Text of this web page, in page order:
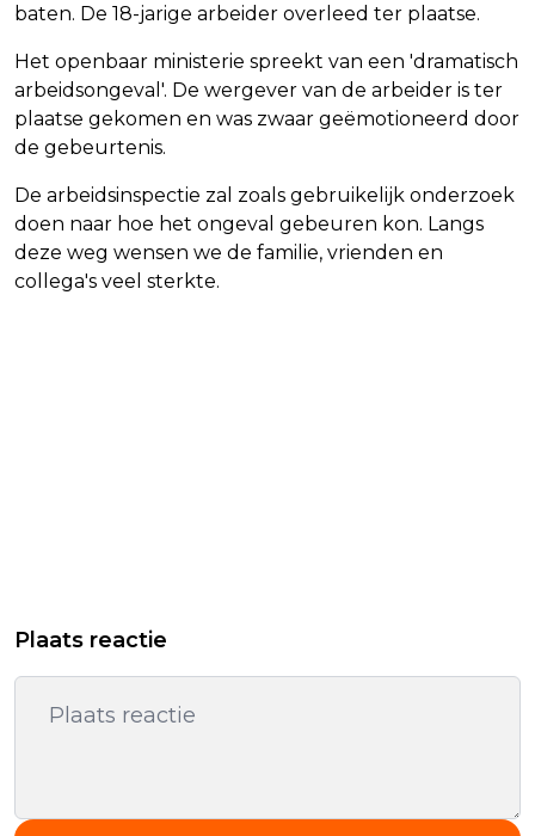
baten. De 18-jarige arbeider overleed ter plaatse.
Het openbaar ministerie spreekt van een 'dramatisch
arbeidsongeval'. De wergever van de arbeider is ter
plaatse gekomen en was zwaar geëmotioneerd door
de gebeurtenis.
De arbeidsinspectie zal zoals gebruikelijk onderzoek
doen naar hoe het ongeval gebeuren kon. Langs
deze weg wensen we de familie, vrienden en
collega's veel sterkte.
Plaats reactie